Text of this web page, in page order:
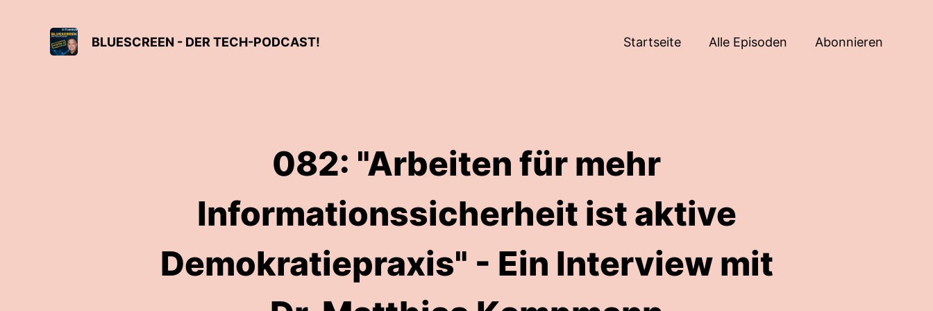
BLUESCREEN - DER TECH-PODCAST! Startseite Alle Episoden Abonnieren
082: "Arbeiten für mehr
Informationssicherheit ist aktive
Demokratiepraxis" - Ein Interview mit